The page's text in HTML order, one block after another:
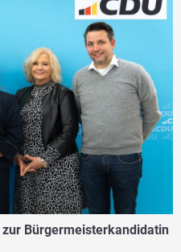
zur Bürgermeisterkandidatin